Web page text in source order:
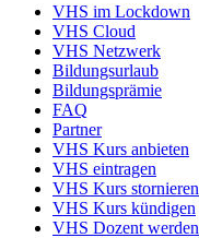
VHS im Lockdown
VHS Cloud
VHS Netzwerk
Bildungsurlaub
Bildungsprämie
FAQ
Partner
VHS Kurs anbieten
VHS eintragen
VHS Kurs stornieren
VHS Kurs kündigen
VHS Dozent werden